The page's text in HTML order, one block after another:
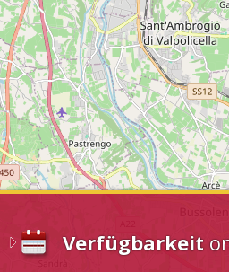
Verfügbarkeit